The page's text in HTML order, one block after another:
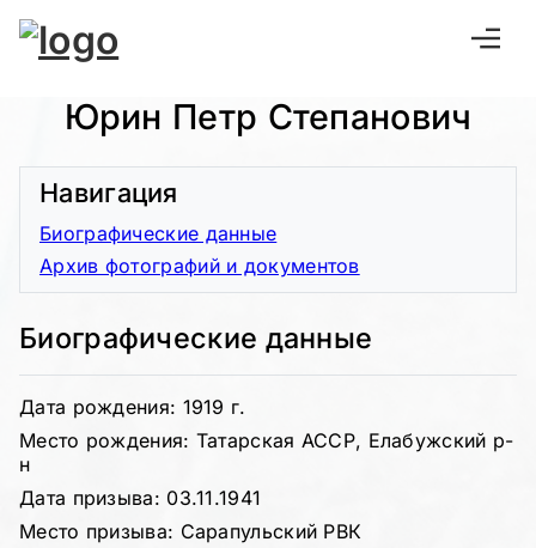
Юрин Петр Степанович
Биографические данные
Дата рождения: 1919 г.
Место рождения: Татарская АССР, Елабужский р-
н
Дата призыва: 03.11.1941
Место призыва: Сарапульский РВК
Навигация
Биографические данные
Архив фотографий и документов